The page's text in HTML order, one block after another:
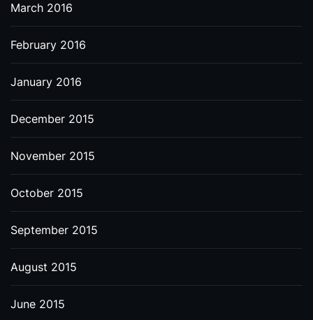
March 2016
February 2016
January 2016
December 2015
November 2015
October 2015
September 2015
August 2015
June 2015